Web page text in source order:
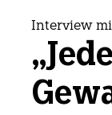
Interview